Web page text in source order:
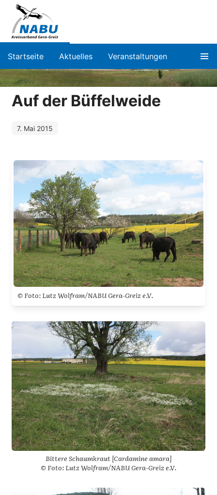
Startseite Aktuelles Veranstaltungen
Auf der Büffelweide
7. Mai 2015
© Foto: Lutz Wolfram/NABU Gera-Greiz e.V.
Bittere Schaumkraut [Cardamine amara]
© Foto: Lutz Wolfram/NABU Gera-Greiz e.V.